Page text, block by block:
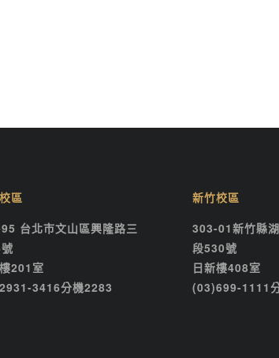
區
台北市文山區興隆路三
201室
3416分機2283
新竹校區
303-01新竹縣
段530號
日新樓408室
(03)699-1111